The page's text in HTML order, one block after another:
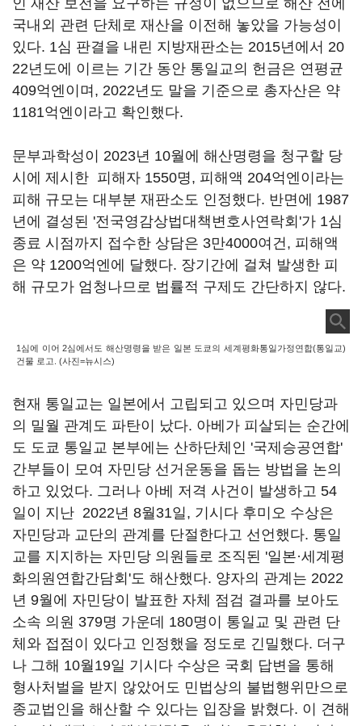
인 재산 보전을 요구하는 규정이 없으므로 해산 전에
국내외 관련 단체로 재산을 이전해 놓았을 가능성이
있다. 1심 판결을 내린 지방재판소는 2015년에서 20
22년도에 이르는 기간 동안 통일교의 헌금은 연평균
409억엔이며, 2022년도 말을 기준으로 총자산은 약
1181억엔이라고 확인했다.
문부과학성이 2023년 10월에 해산명령을 청구할 당
시에 제시한 피해자 1550명, 피해액 204억엔이라는
피해 규모는 대부분 재판소도 인정했다. 반면에 1987
년에 결성된 '전국영감상법대책변호사연락회'가 1심
종료 시점까지 접수한 상담은 3만4000여건, 피해액
은 약 1200억엔에 달했다. 장기간에 걸쳐 발생한 피
해 규모가 엄청나므로 법률적 구제도 간단하지 않다.
1심에 이어 2심에서도 해산명령을 받은 일본 도쿄의 세계평화통일가정연합(통일교)
건물 로고. (사진=뉴시스)
현재 통일교는 일본에서 고립되고 있으며 자민당과
의 밀월 관계도 파탄이 났다. 아베가 피살되는 순간에
도 도쿄 통일교 본부에는 산하단체인 '국제승공연합'
간부들이 모여 자민당 선거운동을 돕는 방법을 논의
하고 있었다. 그러나 아베 저격 사건이 발생하고 54
일이 지난 2022년 8월31일, 기시다 후미오 수상은
자민당과 교단의 관계를 단절한다고 선언했다. 통일
교를 지지하는 자민당 의원들로 조직된 '일본·세계평
화의원연합간담회'도 해산했다. 양자의 관계는 2022
년 9월에 자민당이 발표한 자체 점검 결과를 보아도
소속 의원 379명 가운데 180명이 통일교 및 관련 단
체와 접점이 있다고 인정했을 정도로 긴밀했다. 더구
나 그해 10월19일 기시다 수상은 국회 답변을 통해
형사처벌을 받지 않았어도 민법상의 불법행위만으로
종교법인을 해산할 수 있다는 입장을 밝혔다. 이 견해